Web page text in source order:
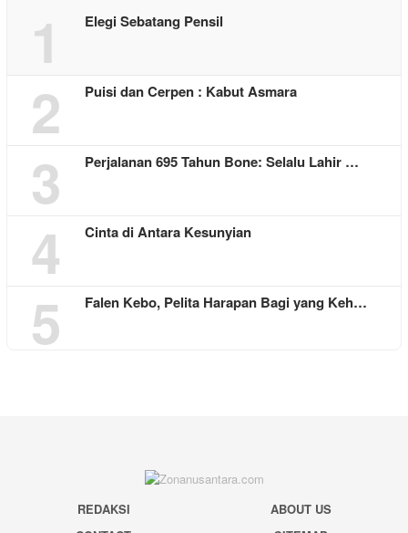
1 Elegi Sebatang Pensil
2 Puisi dan Cerpen : Kabut Asmara
3 Perjalanan 695 Tahun Bone: Selalu Lahir …
4 Cinta di Antara Kesunyian
5 Falen Kebo, Pelita Harapan Bagi yang Keh…
REDAKSI
ABOUT US